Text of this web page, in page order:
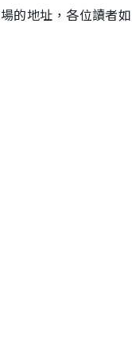
的地址，各位讀者